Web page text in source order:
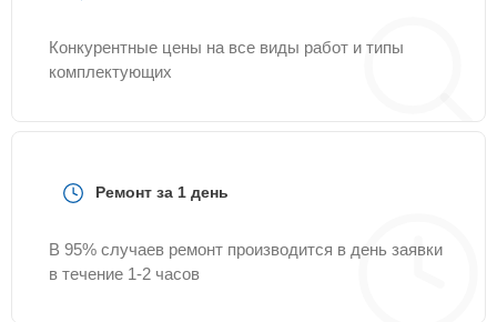
Конкурентные цены на все виды работ и типы
комплектующих
Ремонт за 1 день
В 95% случаев ремонт производится в день заявки
в течение 1-2 часов